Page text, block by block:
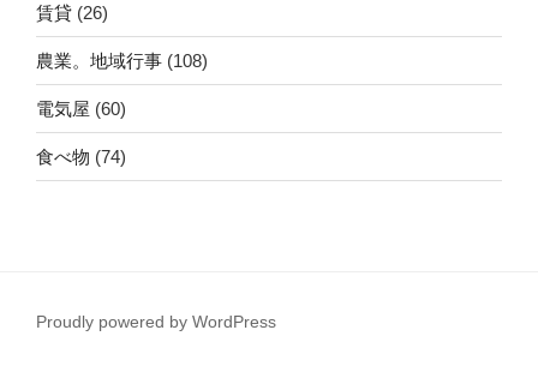
賃貸 (26)
農業。地域行事 (108)
電気屋 (60)
食べ物 (74)
Proudly powered by WordPress